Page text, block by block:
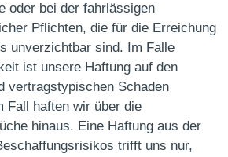
oder bei der fahrlässigen
Pflichten, die für die Erreichung
unverzichtbar sind. Im Falle
ist unsere Haftung auf den
vertragstypischen Schaden
Fall haften wir über die
hinaus. Eine Haftung aus der
trifft uns nur,